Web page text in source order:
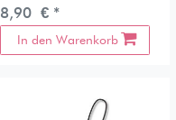
8,90 € *
In den Warenkorb